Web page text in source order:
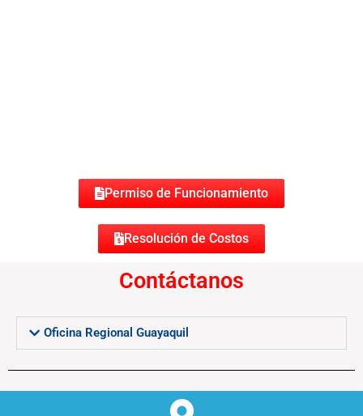
Permiso de Funcionamiento
Resolución de Costos
Contáctanos
Oficina Regional Guayaquil